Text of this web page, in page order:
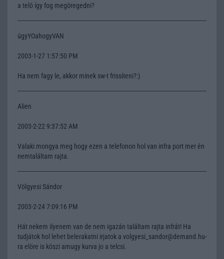
a teló így fog megöregedni?
úgyYOahogyVAN
2003-1-27 1:57:50 PM
Ha nem fagy le, akkor minek sw-t frissíteni?:)
Alien
2003-2-22 9:37:52 AM
Valaki mongya meg hogy ezen a telefonon hol van infra port mer én
nemtaláltam rajta.
Völgyesi Sándor
2003-2-24 7:09:16 PM
Hát nekem ilyenem van de nem igazán találtam rajta infrát! Ha
tudjátok hol lehet belerakatni irjatok a volgyesi_sandor@demand.hu-
ra elöre is köszi amugy kurva jo a telcsi.